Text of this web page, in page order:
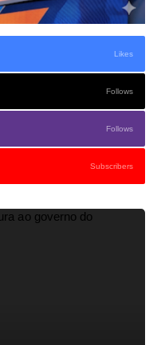
Likes
Follows
Follows
Subscribers